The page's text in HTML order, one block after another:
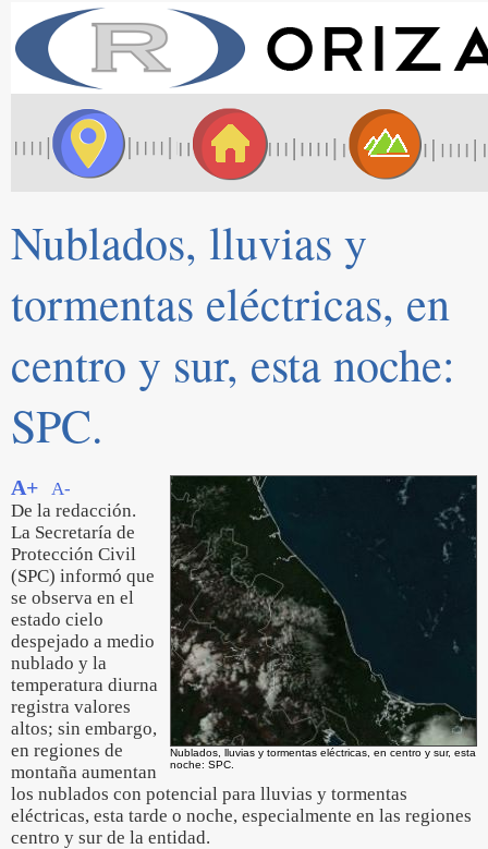
Nublados, lluvias y
tormentas eléctricas, en
centro y sur, esta noche:
SPC.
Nublados, lluvias y tormentas eléctricas, en centro y sur, esta
noche: SPC.
A+
A-
De la redacción.
La Secretaría de
Protección Civil
(SPC) informó que
se observa en el
estado cielo
despejado a medio
nublado y la
temperatura diurna
registra valores
altos; sin embargo,
en regiones de
montaña aumentan
los nublados con potencial para lluvias y tormentas
eléctricas, esta tarde o noche, especialmente en las regiones
centro y sur de la entidad.